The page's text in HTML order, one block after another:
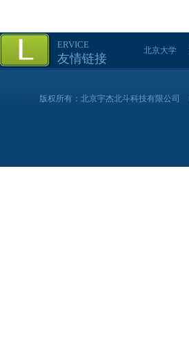
ERVICE
友情链接
北京大学
版权所有：北京宇杰北斗科技有限公司